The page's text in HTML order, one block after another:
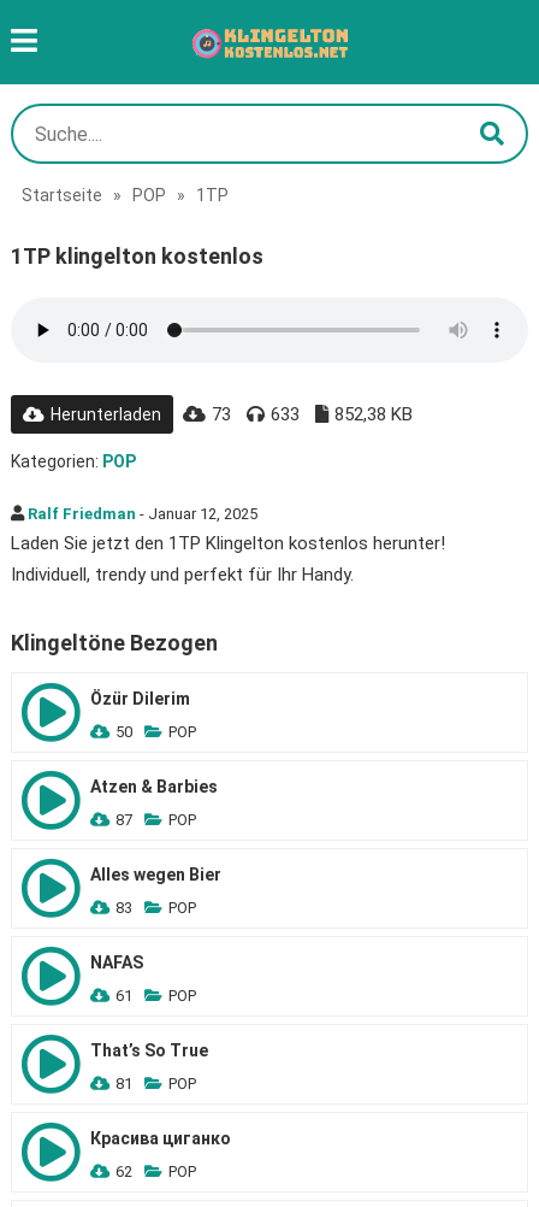
Startseite » POP » 1TP
1TP klingelton kostenlos
Herunterladen 73 633 852,38 KB
Kategorien: POP
Ralf Friedman - Januar 12, 2025
Laden Sie jetzt den 1TP Klingelton kostenlos herunter!
Individuell, trendy und perfekt für Ihr Handy.
Klingeltöne Bezogen
Özür Dilerim
50 POP
Atzen & Barbies
87 POP
Alles wegen Bier
83 POP
NAFAS
61 POP
That’s So True
81 POP
Красива циганко
62 POP